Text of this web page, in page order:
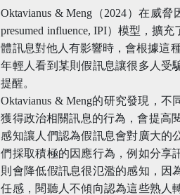
Oktavianus & Meng（2024）在威
presumed influence, IPI）模型，擴
體訊息對他人有影響時，會根據這
年輕人看到某則假訊息讓很多人受
提醒。
Oktavianus & Meng的研究發現，
獲得政治相關訊息的行為，會提高
感知讓人們認為假訊息會對廣大的
們採取積極的因應行為，例如分享
則會降低假訊息很氾濫的感知，因
任感，閱聽人不傾向認為這些熟人